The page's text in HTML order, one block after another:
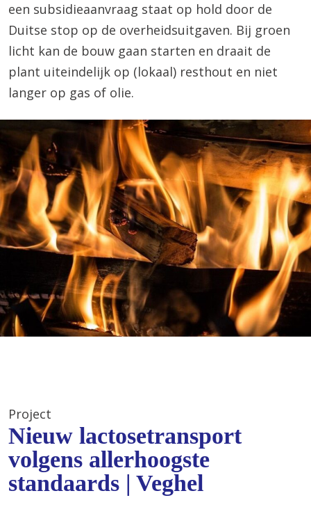
een subsidieaanvraag staat op hold door de
Duitse stop op de overheidsuitgaven. Bij groen
licht kan de bouw gaan starten en draait de
plant uiteindelijk op (lokaal) resthout en niet
langer op gas of olie.
Project
Nieuw lactosetransport
volgens allerhoogste
standaards | Veghel